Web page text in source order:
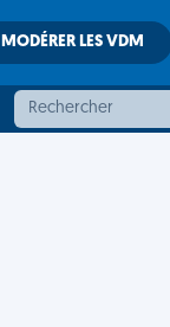
MODÉRER LES VDM